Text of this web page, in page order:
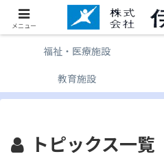
個人住宅
福祉・医療施設
教育施設
トピックス一覧
メニュー